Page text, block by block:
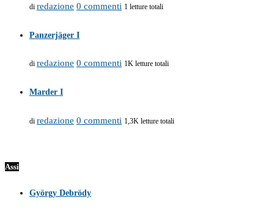
di redazione 0 commenti 1 letture totali
Panzerjäger I
di redazione 0 commenti 1K letture totali
Marder I
di redazione 0 commenti 1,3K letture totali
Assi
György Debrödy